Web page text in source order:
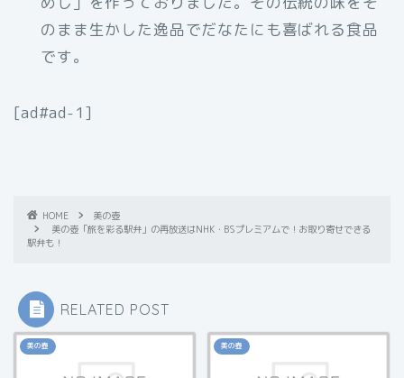
のまま生かした逸品でだなたにも喜ばれる食品
です。
[ad#ad-1]
HOME
美の壺
美の壺「旅を彩る駅弁」の再放送はNHK・BSプレミアムで！お取り寄せできる
駅弁も！
RELATED POST
美の壺 美の壺